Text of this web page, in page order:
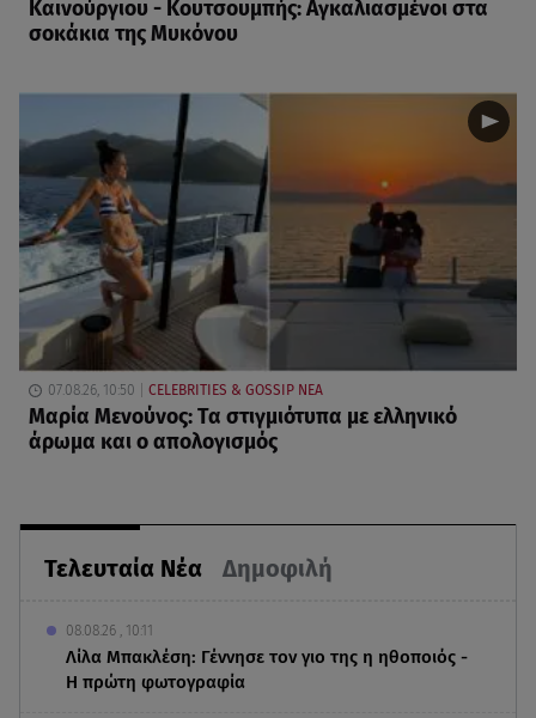
Τελευταία Νέα Δημοφιλή
08.08.26 , 10:11
Λίλα Μπακλέση: Γέννησε τον γιο της η ηθοποιός -
Η πρώτη φωτογραφία
Καινούργιου - Κουτσουμπής: Αγκαλιασμένοι στα
σοκάκια της Μυκόνου
07.08.26, 10:50 CELEBRITIES & GOSSIP ΝΕΑ
Μαρία Μενούνος: Τα στιγμιότυπα με ελληνικό
άρωμα και ο απολογισμός